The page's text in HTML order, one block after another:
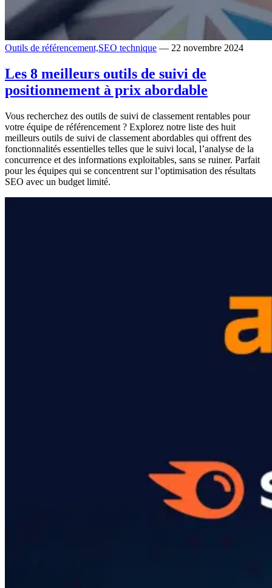
Outils de référencement,SEO technique — 22 novembre 2024
Les 8 meilleurs outils de suivi de
positionnement à prix abordable
Vous recherchez des outils de suivi de classement rentables pour
votre équipe de référencement ? Explorez notre liste des huit
meilleurs outils de suivi de classement abordables qui offrent des
fonctionnalités essentielles telles que le suivi local, l’analyse de la
concurrence et des informations exploitables, sans se ruiner. Parfait
pour les équipes qui se concentrent sur l’optimisation des résultats
SEO avec un budget limité.